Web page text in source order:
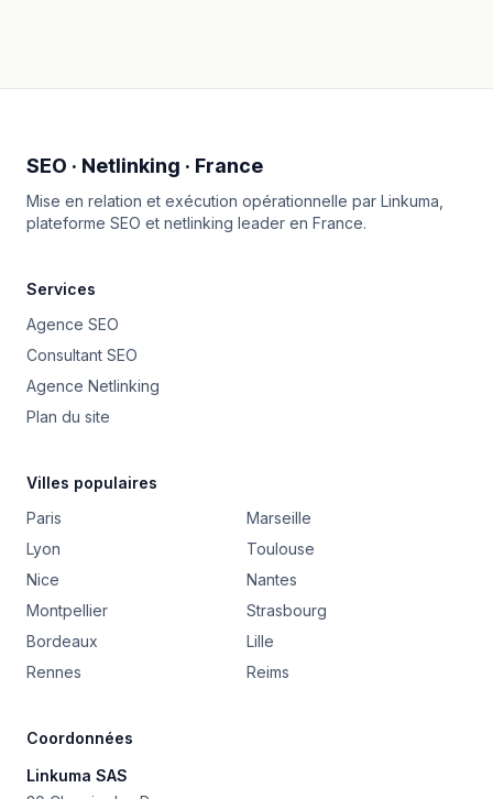
SEO · Netlinking · France
Mise en relation et exécution opérationnelle par Linkuma
plateforme SEO et netlinking leader en France.
Services
Agence SEO
Consultant SEO
Agence Netlinking
Plan du site
Villes populaires
Paris
Marseille
Lyon
Toulouse
Nice
Nantes
Montpellier
Strasbourg
Bordeaux
Lille
Rennes
Reims
Coordonnées
Linkuma SAS